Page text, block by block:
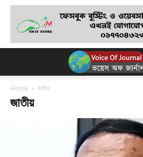
Home জাতীয়
জাতীয়